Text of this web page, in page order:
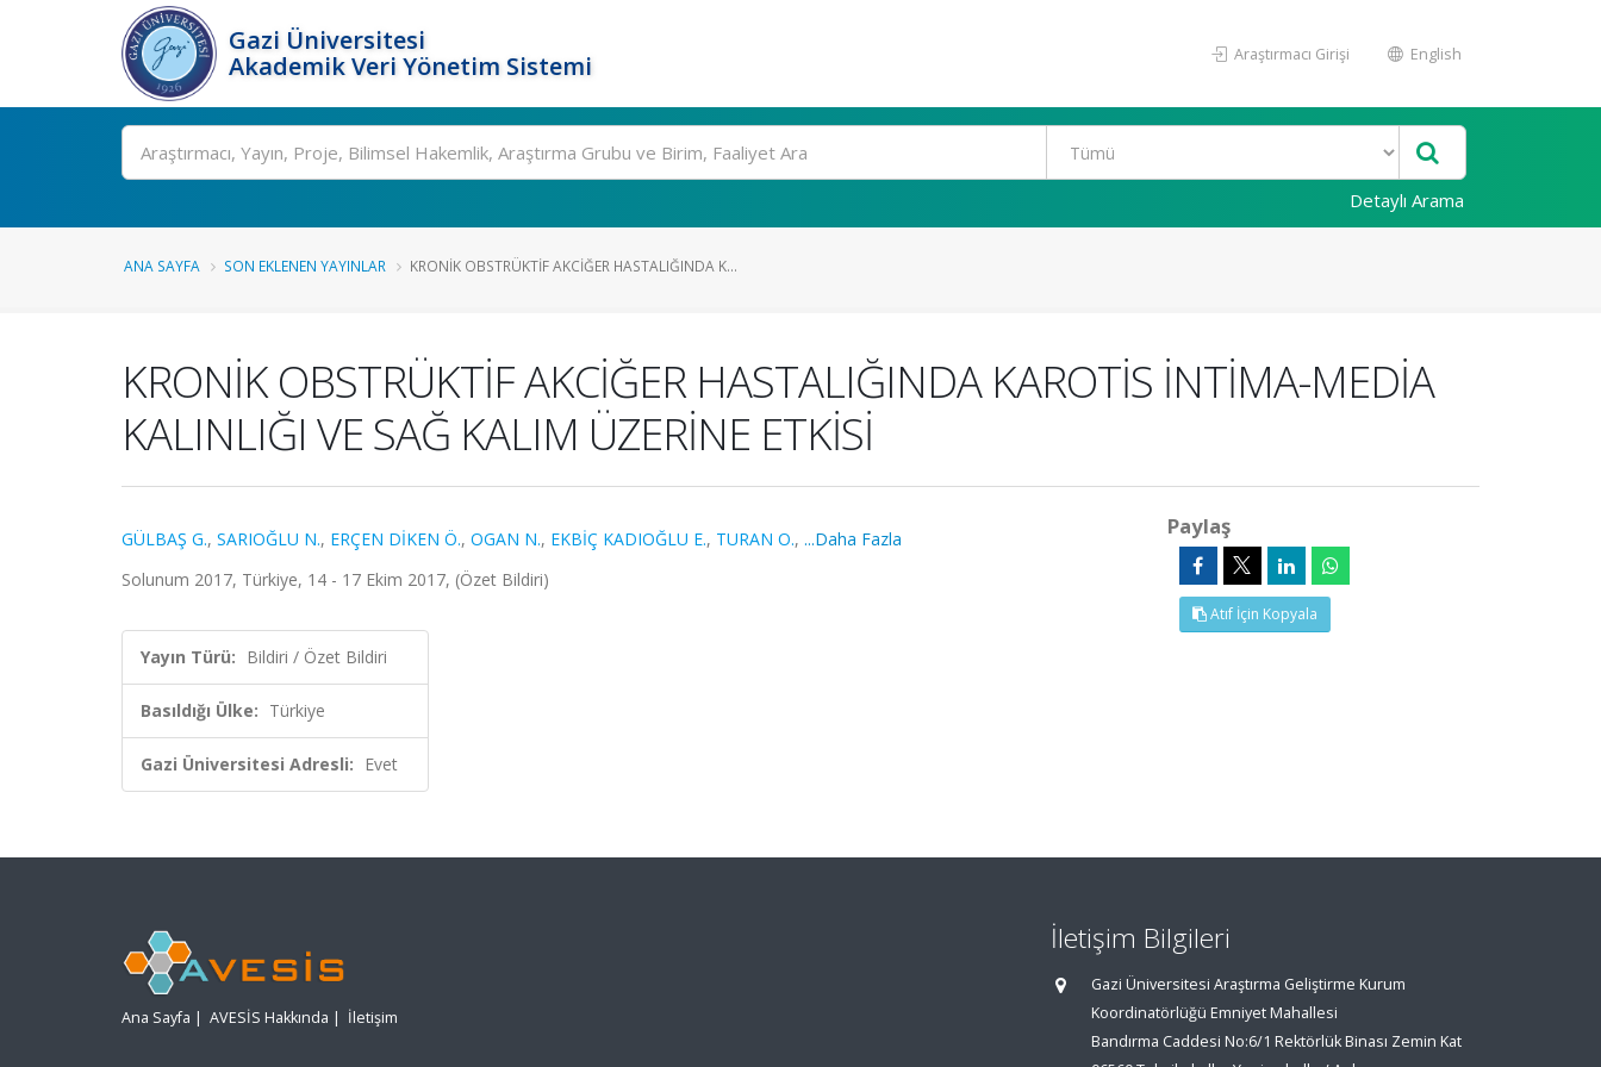
Gazi Üniversitesi
Akademik Veri Yönetim Sistemi
Araştırmacı Girişi English
Ara
Detaylı Arama
ANA SAYFA SON EKLENEN YAYINLAR KRONİK OBSTRÜKTİF AKCİĞER HASTALIĞINDA K...
KRONİK OBSTRÜKTİF AKCİĞER HASTALIĞINDA KAROTİS İNTİMA-MEDİA
KALINLIĞI VE SAĞ KALIM ÜZERİNE ETKİSİ
GÜLBAŞ G., SARIOĞLU N., ERÇEN DİKEN Ö., OGAN N., EKBİÇ KADIOĞLU E., TURAN O., ...Daha Fazla
Solunum 2017, Türkiye, 14 - 17 Ekim 2017, (Özet Bildiri)
Yayın Türü: Bildiri / Özet Bildiri
Basıldığı Ülke: Türkiye
Gazi Üniversitesi Adresli: Evet
Paylaş
Atıf İçin Kopyala
Ana Sayfa | AVESİS Hakkında | İletişim
İletişim Bilgileri
Gazi Üniversitesi Araştırma Geliştirme Kurum
Koordinatörlüğü Emniyet Mahallesi
Bandırma Caddesi No:6/1 Rektörlük Binası Zemin Kat